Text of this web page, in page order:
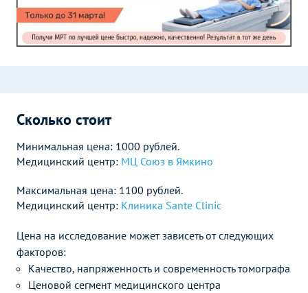
Сколько стоит
Минимальная цена: 1000 рублей.
Медицинский центр: МЦ Союз в Ямкино
Максимальная цена: 1100 рублей.
Медицинский центр: Клиника Sante Clinic
Цена на исследование может зависеть от следующих
факторов:
Качество, напряженность и современность томографа
Ценовой сегмент медицинского центра